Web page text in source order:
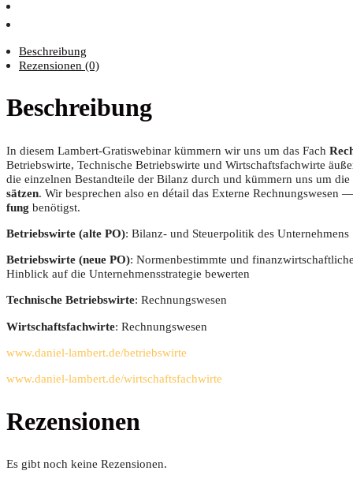
Beschreibung
Rezensionen (0)
Beschreibung
In die­sem Lam­bert-Gra­tis­web­i­nar küm­mern wir uns um das Fach
Betriebs­wir­te, Tech­ni­sche Betriebs­wir­te und Wirt­schafts­fach­wir­te
die ein­zel­nen Bestand­tei­le der Bilanz durch und küm­mern uns um
sät­zen. Wir bespre­chen also en détail das Exter­ne Rech­nungs­we­sen
fung benö­tigst.
Betriebs­wir­te (alte PO): Bilanz- und Steu­er­po­li­tik des Unternehmens
Betriebs­wir­te (neue PO): Nor­men­be­stimm­te und
Hin­blick auf die Unter­neh­mens­stra­te­gie bewerten
Tech­ni­sche Betriebs­wir­te: Rech­nungs­we­sen
Wirt­schafts­fach­wir­te: Rech­nungs­we­sen
www.daniel-lambert.de/betriebswirte
www.daniel-lambert.de/wirtschaftsfachwirte
Rezensionen
Es gibt noch keine Rezensionen.